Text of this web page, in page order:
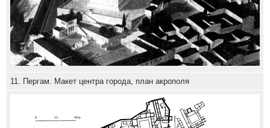
11. Пергам. Макет центра города, план акрополя